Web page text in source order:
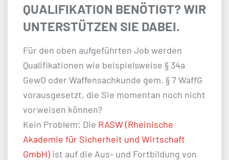
QUALIFIKATION BENÖTIGT? WIR
UNTERSTÜTZEN SIE DABEI.
Für den oben aufgeführten Job werden
Qualifikationen wie beispielsweise § 34a
GewO oder Waffensachkunde gem. § 7 WaffG
vorausgesetzt, die Sie momentan noch nicht
vorweisen können?
Kein Problem: Die RASW (Rheinische
Akademie für Sicherheit und Wirtschaft
GmbH) ist auf die Aus- und Fortbildung von